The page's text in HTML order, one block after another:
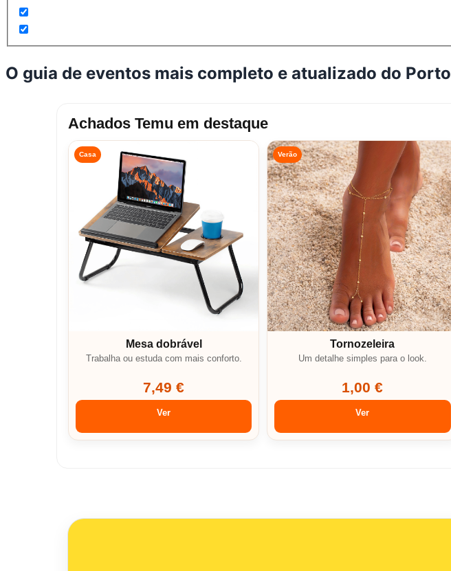
O guia de eventos mais completo e atualizado do Porto
Achados Temu em destaque
Casa
Mesa dobrável
Trabalha ou estuda com mais conforto.
7,49 €
Ver
Verão
Tornozeleira
Um detalhe simples para o look.
1,00 €
Ver